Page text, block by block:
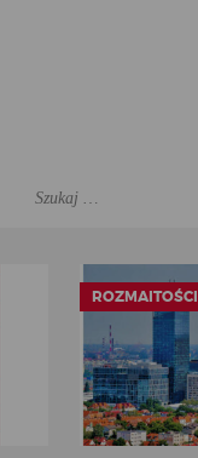
ROZMAITOŚCI